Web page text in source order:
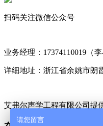
扫码关注微信公众号
业务经理：17374110019（李
详细地址：浙江省余姚市朗
艾弗尔声学工程有限公司提
请您留言